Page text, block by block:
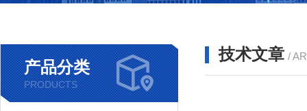
产品分类
PRODUCTS
技术文章 /